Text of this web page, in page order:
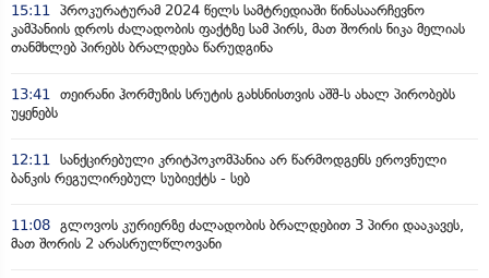
15:11
პროკურატურამ 2024 წელს სამტრედიაში წინასაარჩევნო
კამპანიის დროს ძალადობის ფაქტზე სამ პირს, მათ შორის ნიკა მელიას
თანმხლებ პირებს ბრალდება წარუდგინა
13:41
თეირანი ჰორმუზის სრუტის გახსნისთვის აშშ-ს ახალ პირობებს
უყენებს
12:11
სანქცირებული კრიტპოკომპანია არ წარმოდგენს ეროვნული
ბანკის რეგულირებულ სუბიექტს - სებ
11:08 გლოვოს კურიერზე ძალადობის ბრალდებით 3 პირი დააკავეს,
მათ შორის 2 არასრულწლოვანი